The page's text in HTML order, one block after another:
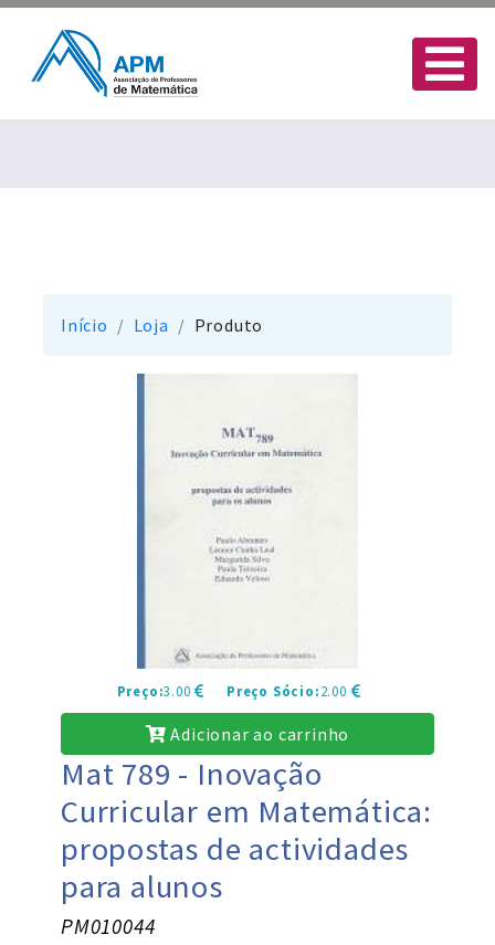
Início Loja Produto
Preço:3.00 Preço Sócio:2.00
Adicionar ao carrinho
Mat 789 - Inovação
Curricular em Matemática:
propostas de actividades
para alunos
PM010044